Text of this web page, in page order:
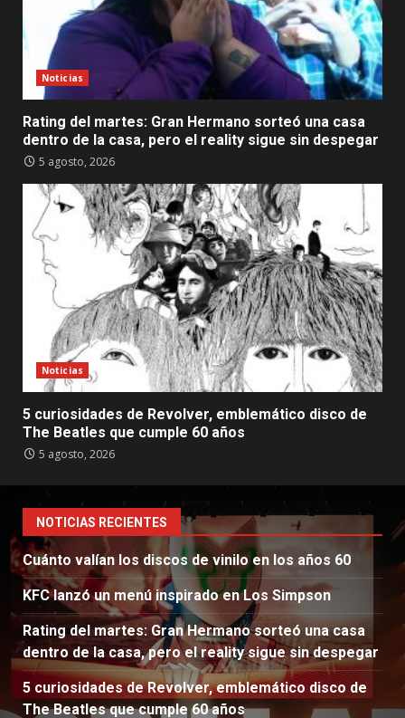
Noticias
Rating del martes: Gran Hermano sorteó una casa
dentro de la casa, pero el reality sigue sin despegar
5 agosto, 2026
Noticias
5 curiosidades de Revolver, emblemático disco de
The Beatles que cumple 60 años
5 agosto, 2026
NOTICIAS RECIENTES
Cuánto valían los discos de vinilo en los años 60
KFC lanzó un menú inspirado en Los Simpson
Rating del martes: Gran Hermano sorteó una casa
dentro de la casa, pero el reality sigue sin despegar
5 curiosidades de Revolver, emblemático disco de
The Beatles que cumple 60 años